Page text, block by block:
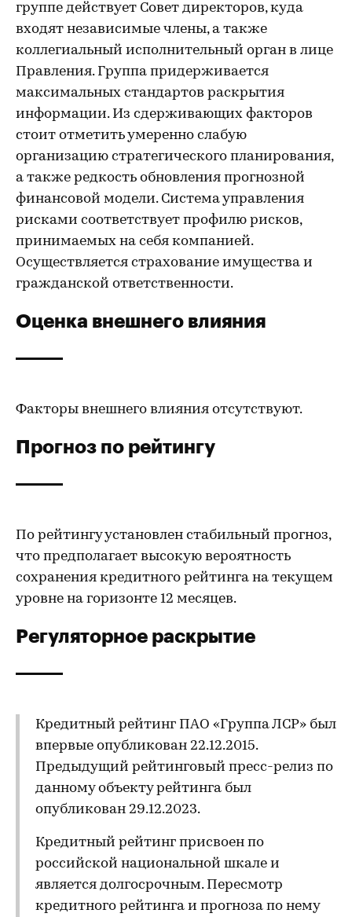
группе действует Совет директоров, куда
входят независимые члены, а также
коллегиальный исполнительный орган в лице
Правления. Группа придерживается
максимальных стандартов раскрытия
информации. Из сдерживающих факторов
стоит отметить умеренно слабую
организацию стратегического планирования,
а также редкость обновления прогнозной
финансовой модели. Система управления
рисками соответствует профилю рисков,
принимаемых на себя компанией.
Осуществляется страхование имущества и
гражданской ответственности.
Оценка внешнего влияния
Факторы внешнего влияния отсутствуют.
Прогноз по рейтингу
По рейтингу установлен стабильный прогноз,
что предполагает высокую вероятность
сохранения кредитного рейтинга на текущем
уровне на горизонте 12 месяцев.
Регуляторное раскрытие
Кредитный рейтинг ПАО «Группа ЛСР» был
впервые опубликован 22.12.2015.
Предыдущий рейтинговый пресс-релиз по
данному объекту рейтинга был
опубликован 29.12.2023.
Кредитный рейтинг присвоен по
российской национальной шкале и
является долгосрочным. Пересмотр
кредитного рейтинга и прогноза по нему